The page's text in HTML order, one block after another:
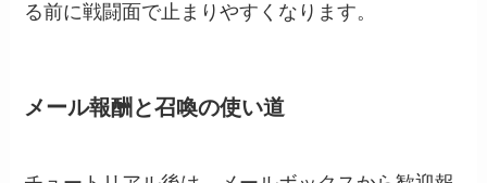
る前に戦闘面で止まりやすくなります。
メール報酬と召喚の使い道